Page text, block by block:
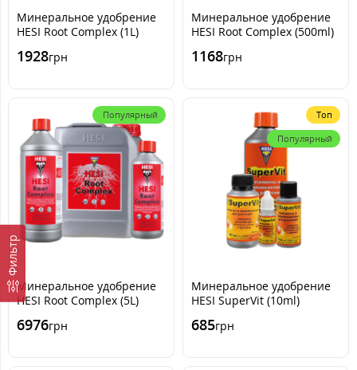
Фильтр
Минеральное удобрение
HESI Root Complex (1L)
1928грн
Минеральное удобрение
HESI Root Complex (500ml)
1168грн
Популярный
Минеральное удобрение
HESI Root Complex (5L)
6976грн
Топ
Популярный
Минеральное удобрение
HESI SuperVit (10ml)
685грн